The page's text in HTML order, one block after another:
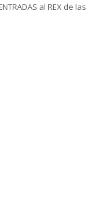
al REX de las